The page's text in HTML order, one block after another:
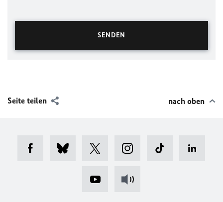
Seite teilen nach oben